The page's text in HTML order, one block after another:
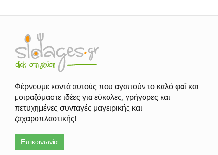
Φέρνουμε κοντά αυτούς που αγαπούν το καλό φαΐ και
μοιραζόμαστε ιδέες για εύκολες, γρήγορες και
πετυχημένες συνταγές μαγειρικής και
ζαχαροπλαστικής!
Επικοινωνία